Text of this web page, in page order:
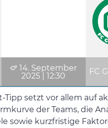
14. September
2025 |12:30 FC
Tipp setzt vor allem auf
der Teams, die
sowie kurzfristige